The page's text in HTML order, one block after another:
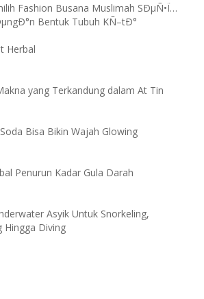
Fashion Busana Muslimah SÐµÑ•Ï…
Bentuk Tubuh KÑ–tÐ°
Herbal
yang Terkandung dalam At Tin
Bisa Bikin Wajah Glowing
Penurun Kadar Gula Darah
Asyik Untuk Snorkeling,
Hingga Diving